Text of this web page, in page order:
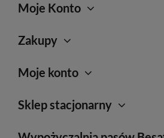
Moje Konto
Zakupy
Moje konto
Sklep stacjonarny